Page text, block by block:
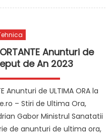
Anunturi de
de An 2023
Anunturi de ULTIMA ORA la
– Stiri de Ultima Ora,
Gabor Ministrul Sanatatii
de anunturi de ultima ora,